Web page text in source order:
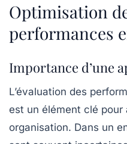
Optimisation
performances
Importance d’une
L’évaluation des
est un élément clé pour
organisation. Dans un